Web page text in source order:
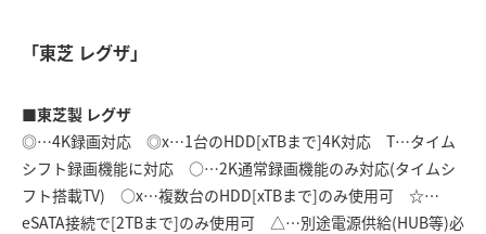
「東芝 レグザ」
■東芝製 レグザ
◎…4K録画対応 ◎x…1台のHDD[xTBまで]4K対応 T…タイム
シフト録画機能に対応 ○…2K通常録画機能のみ対応(タイムシ
フト搭載TV) ○x…複数台のHDD[xTBまで]のみ使用可 ☆…
eSATA接続で[2TBまで]のみ使用可 △…別途電源供給(HUB等)必